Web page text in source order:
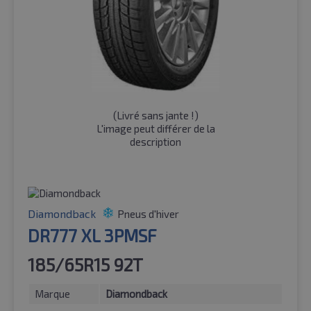
(Livré sans jante !)
L'image peut différer de la
description
Diamondback Pneus d'hiver
DR777 XL 3PMSF
185/65R15 92T
Marque
Diamondback